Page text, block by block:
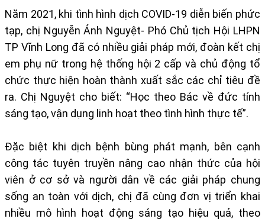
Năm 2021, khi tình hình dịch COVID-19 diễn biến phức
tạp, chị Nguyễn Ánh Nguyệt- Phó Chủ tịch Hội LHPN
TP Vĩnh Long đã có nhiều giải pháp mới, đoàn kết chị
em phụ nữ trong hệ thống hội 2 cấp và chủ động tổ
chức thực hiện hoàn thành xuất sắc các chỉ tiêu đề
ra. Chị Nguyệt cho biết: “Học theo Bác về đức tính
sáng tạo, vận dụng linh hoạt theo tình hình thực tế”.
Đặc biệt khi dịch bệnh bùng phát mạnh, bên cạnh
công tác tuyên truyền nâng cao nhận thức của hội
viên ở cơ sở và người dân về các giải pháp chung
sống an toàn với dịch, chị đã cùng đơn vị triển khai
nhiều mô hình hoạt động sáng tạo hiệu quả, theo